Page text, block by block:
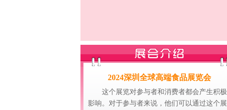
2024深圳全球高端食品展览会
这个展览对参与者和消费者都会产生积极
影响。对于参与者来说，他们可以通过这个展